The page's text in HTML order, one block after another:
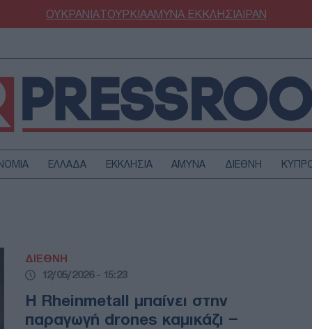
ΟΥΚΡΑΝΙΑΤΟΥΡΚΙΑΑΜΥΝΑΕΚΚΛΗΣΙΑΙΡΑΝ
ΕΛΛΑΔΑ ΕΚΚΛΗΣΙΑ ΑΜΥΝΑ ΔΙΕΘΝΗ
ΔΙΕΘΝΗ
12/05/2026 - 15:23
Η Rheinmetall μπαίνει στην
παραγωγή drones καμικάζι –